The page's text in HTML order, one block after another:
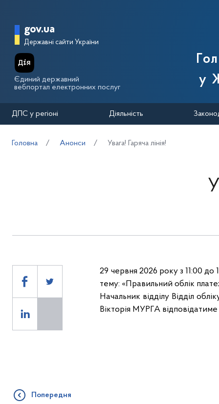
Головна сторінка Державної
gov.ua
Державні сайти України
Єдиний державний
вебпортал електронних послуг
у
ДПС у регіоні Діяльність
Головна Анонси Увага! Гаряча лінія!
29 червня 2026 року з 11:00 до
тему: «Правильний облік
Начальник відділу Відділ
Вікторія МУРГА
Попередня